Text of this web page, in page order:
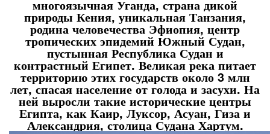
многоязычная Уганда, страна дикой
природы Кения, уникальная Танзания,
родина человечества Эфиопия, центр
тропических эпидемий Южный Судан,
пустынная Республика Судан и
контрастный Египет. Великая река питает
территорию этих государств около 3 млн
лет, спасая население от голода и засухи. На
ней выросли такие исторические центры
Египта, как Каир, Луксор, Асуан, Гиза и
Александрия, столица Судана Хартум.